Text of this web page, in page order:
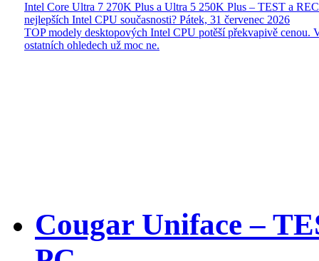
Intel Core Ultra 7 270K Plus a Ultra 5 250K Plus – TEST a
nejlepších Intel CPU současnosti? Pátek, 31 červenec 2026
TOP modely desktopových Intel CPU potěší překvapivě cenou.
ostatních ohledech už moc ne.
Cougar Uniface –